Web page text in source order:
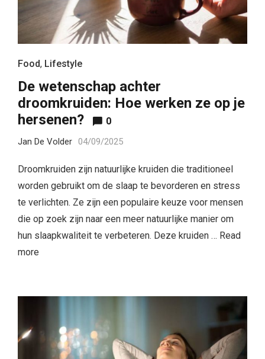
Food, Lifestyle
De wetenschap achter
droomkruiden: Hoe werken ze op je
hersenen?
0
Jan De Volder 04/09/2025
Droomkruiden zijn natuurlijke kruiden die traditioneel
worden gebruikt om de slaap te bevorderen en stress
te verlichten. Ze zijn een populaire keuze voor mensen
die op zoek zijn naar een meer natuurlijke manier om
hun slaapkwaliteit te verbeteren. Deze kruiden … Read
more